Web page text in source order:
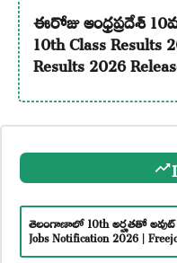
ఈరోజు ఆంధ్రప్రదేశ్
10th Class Results
Results 2026
తెలంగాణాలో 10th అర్హతతో అవుట్
Jobs Notification 2026 |